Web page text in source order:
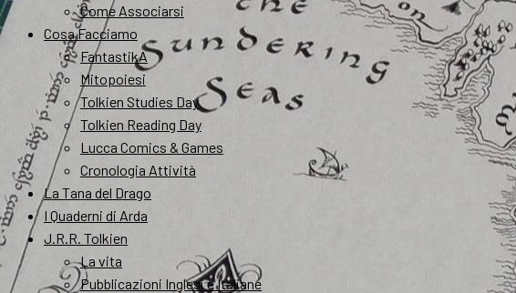
Come Associarsi
Cosa Facciamo
FantastikA
Mitopoiesi
Tolkien Studies Day
Tolkien Reading Day
Lucca Comics & Games
Cronologia Attività
La Tana del Drago
I Quaderni di Arda
J.R.R. Tolkien
La vita
Pubblicazioni Inglesi e Italiane